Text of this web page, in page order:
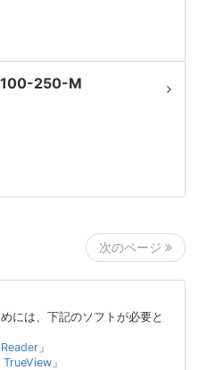
250-M
次のページ
には、下記のソフトが必要と
」
TrueView 」